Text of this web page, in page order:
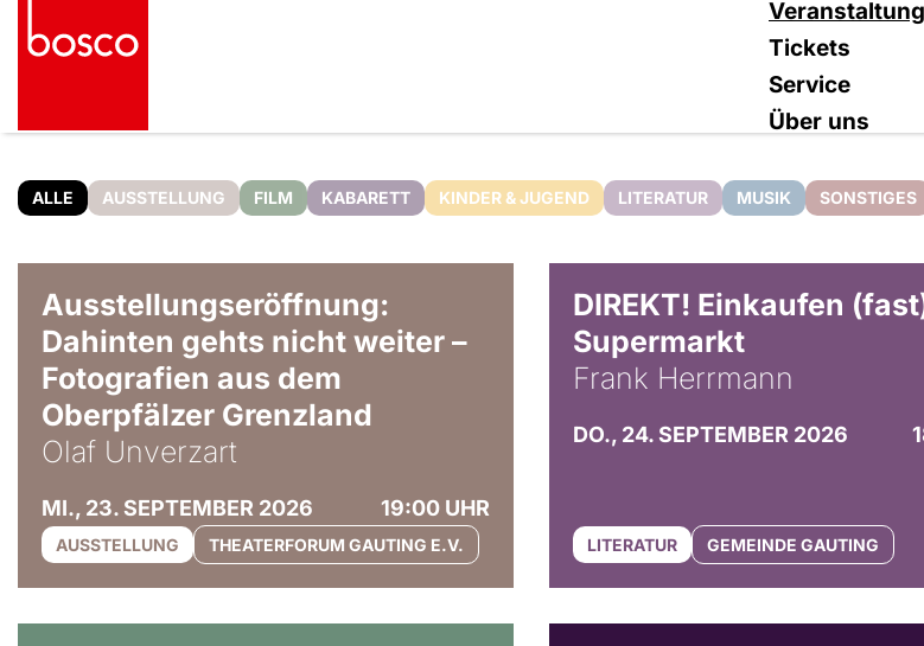
Tickets
Service
Über uns
ALLE AUSSTELLUNG FILM KABARETT KINDER & JUGEND LITERATUR MUSIK SONSTIGES
Ausstellungseröffnung:
Dahinten gehts nicht weiter –
Fotografien aus dem
Oberpfälzer Grenzland
Olaf Unverzart
MI., 23. SEPTEMBER 2026 19:00 UHR
AUSSTELLUNG THEATERFORUM GAUTING E.V.
DIREKT! Einkaufen
Supermarkt
Frank Herrmann
DO., 24. SEPTEMBER 2026
LITERATUR GEMEINDE GAUTING